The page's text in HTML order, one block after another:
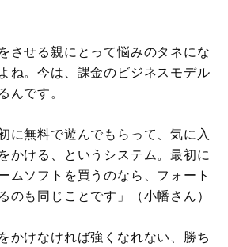
させる親にとって悩みのタネにな
ね。今は、課金のビジネスモデル
んです。
に無料で遊んでもらって、気に入
かける、というシステム。最初に
ムソフトを買うのなら、フォート
のも同じことです」（小幡さん）
かけなければ強くなれない、勝ち